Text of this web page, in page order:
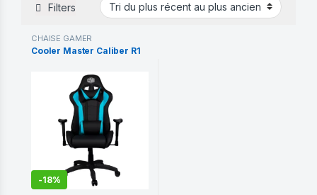
Filters
CHAISE GAMER
Cooler Master Caliber R1
-18%